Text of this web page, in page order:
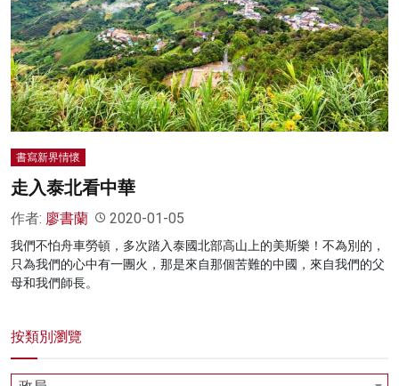
書寫新界情懷
走入泰北看中華
作者: 廖書蘭 2020-01-05
我們不怕舟車勞頓，多次踏入泰國北部高山上的美斯樂！不為別的，
只為我們的心中有一團火，那是來自那個苦難的中國，來自我們的父
母和我們師長。
按類別瀏覽